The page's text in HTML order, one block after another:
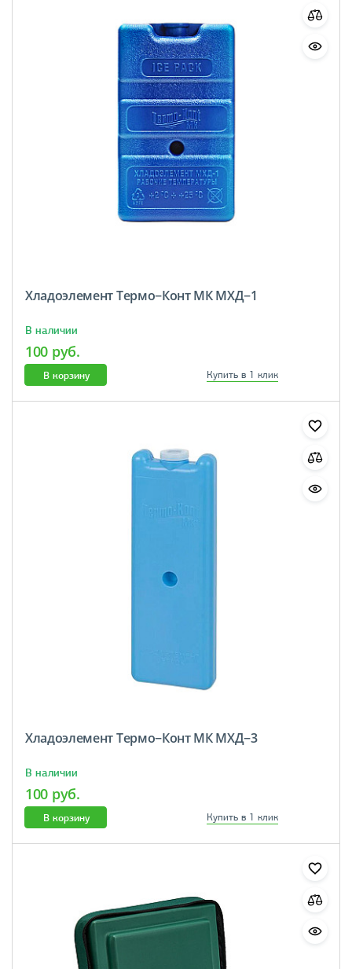
Хладоэлемент Термо−Конт МК МХД−1
В наличии
100 руб.
В корзину Купить в 1 клик
Хладоэлемент Термо−Конт МК МХД−3
В наличии
100 руб.
В корзину Купить в 1 клик